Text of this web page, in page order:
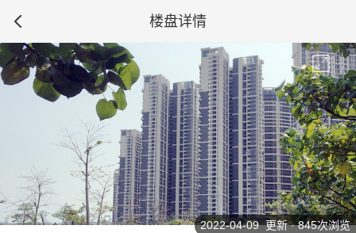
楼盘详情
2022-04-09 更新 · 845次浏览